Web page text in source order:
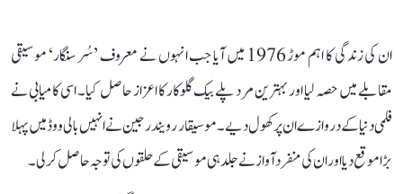
ان کی زندگی کا اہم موڑ 1976 میں آیا جب انہوں نے معروف ’سُر سنگار‘ موسیقی
مقابلے میں حصہ لیا اور بہترین مرد پلے بیک گلوکار کا اعزاز حاصل کیا۔ اسی کامیابی نے
فلمی دنیا کے دروازے ان پر کھول دیے۔ موسیقار رویندر جین نے انہیں بالی ووڈ میں پہلا
بڑا موقع دیا اور ان کی منفرد آواز نے جلد ہی موسیقی کے حلقوں کی توجہ حاصل کر لی۔